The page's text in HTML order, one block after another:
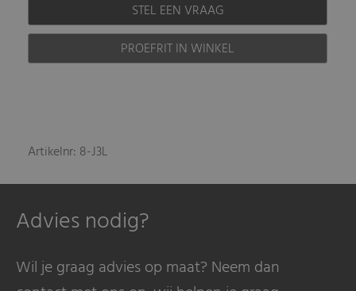
STEL EEN VRAAG
PROEFRIT IN WINKEL
Artikelnr: 8-J3L
Advies nodig?
Wil je graag advies op maat? Neem dan